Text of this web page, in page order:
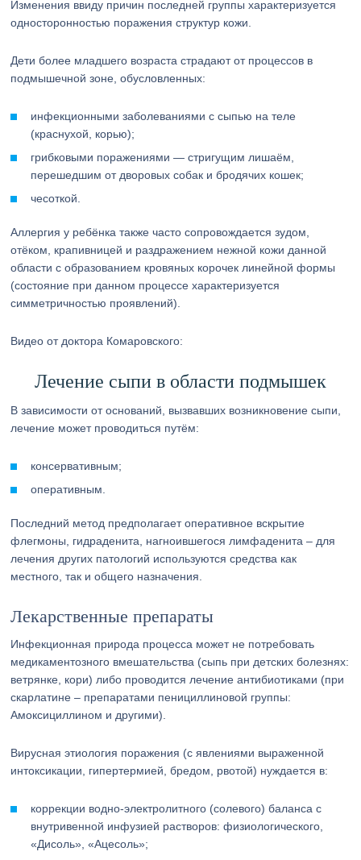
Изменения ввиду причин последней группы характеризуется
односторонностью поражения структур кожи.
Дети более младшего возраста страдают от процессов в
подмышечной зоне, обусловленных:
инфекционными заболеваниями с сыпью на теле
(краснухой, корью);
грибковыми поражениями — стригущим лишаём,
перешедшим от дворовых собак и бродячих кошек;
чесоткой.
Аллергия у ребёнка также часто сопровождается зудом,
отёком, крапивницей и раздражением нежной кожи данной
области с образованием кровяных корочек линейной формы
(состояние при данном процессе характеризуется
симметричностью проявлений).
Видео от доктора Комаровского:
Лечение сыпи в области подмышек
В зависимости от оснований, вызвавших возникновение сыпи,
лечение может проводиться путём:
консервативным;
оперативным.
Последний метод предполагает оперативное вскрытие
флегмоны, гидраденита, нагноившегося лимфаденита – для
лечения других патологий используются средства как
местного, так и общего назначения.
Лекарственные препараты
Инфекционная природа процесса может не потребовать
медикаментозного вмешательства (сыпь при детских болезнях:
ветрянке, кори) либо проводится лечение антибиотиками (при
скарлатине – препаратами пенициллиновой группы:
Амоксициллином и другими).
Вирусная этиология поражения (с явлениями выраженной
интоксикации, гипертермией, бредом, рвотой) нуждается в:
коррекции водно-электролитного (солевого) баланса с
внутривенной инфузией растворов: физиологического,
«Дисоль», «Ацесоль»;